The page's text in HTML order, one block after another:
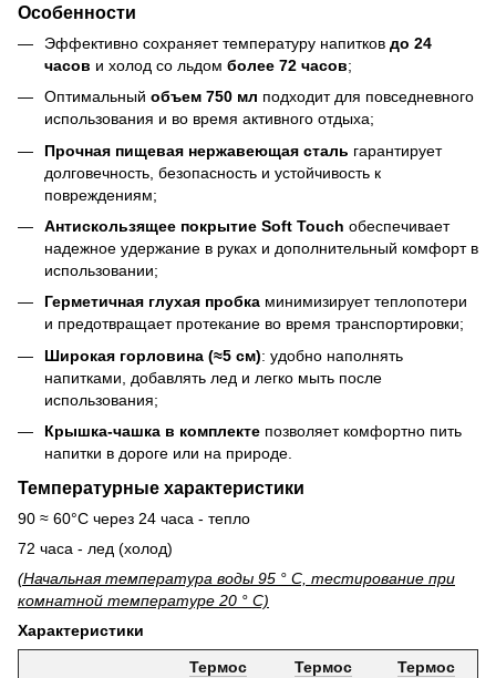
Особенности
Эффективно сохраняет температуру напитков до 24
часов и холод со льдом более 72 часов;
Оптимальный объем 750 мл подходит для повседневного
использования и во время активного отдыха;
Прочная пищевая нержавеющая сталь гарантирует
долговечность, безопасность и устойчивость к
повреждениям;
Антискользящее покрытие Soft Touch обеспечивает
надежное удержание в руках и дополнительный комфорт в
использовании;
Герметичная глухая пробка минимизирует теплопотери
и предотвращает протекание во время транспортировки;
Широкая горловина (≈5 см): удобно наполнять
напитками, добавлять лед и легко мыть после
использования;
Крышка-чашка в комплекте позволяет комфортно пить
напитки в дороге или на природе.
Температурные характеристики
90 ≈ 60°C через 24 часа - тепло
72 часа - лед (холод)
(Начальная температура воды 95 ° C, тестирование при
комнатной температуре 20 ° C)
Характеристики
Термос
Термос
Термос